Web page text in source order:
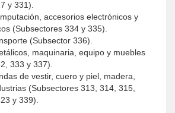
y 331).
accesorios electrónicos y
(Subsectores 334 y 335).
(Subsector 336).
maquinaria, equipo y muebles
333 y 337).
de vestir, cuero y piel, madera,
(Subsectores 313, 314, 315,
y 339).